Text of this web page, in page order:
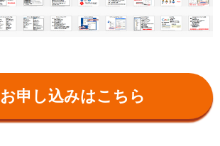
お申し込みはこちら